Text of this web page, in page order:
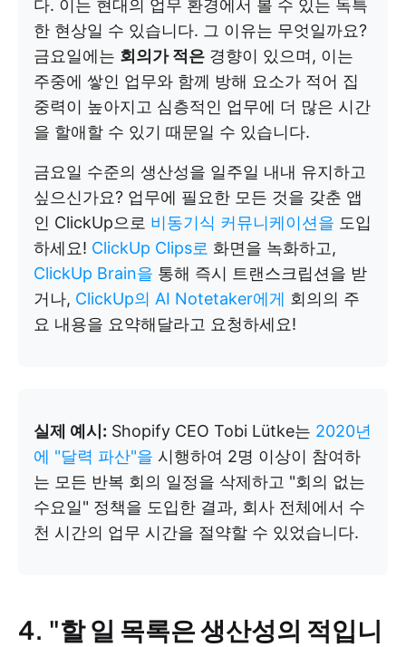
다. 이는 현대의 업무 환경에서 볼 수 있는 독특
한 현상일 수 있습니다. 그 이유는 무엇일까요?
금요일에는 회의가 적은 경향이 있으며, 이는
주중에 쌓인 업무와 함께 방해 요소가 적어 집
중력이 높아지고 심층적인 업무에 더 많은 시간
을 할애할 수 있기 때문일 수 있습니다.
금요일 수준의 생산성을 일주일 내내 유지하고
싶으신가요? 업무에 필요한 모든 것을 갖춘 앱
인 ClickUp으로 비동기식 커뮤니케이션을 도입
하세요! ClickUp Clips로 화면을 녹화하고,
ClickUp Brain을 통해 즉시 트랜스크립션을 받
거나, ClickUp의 AI Notetaker에게 회의의 주
요 내용을 요약해달라고 요청하세요!
실제 예시: Shopify CEO Tobi Lütke는 2020년
에 "달력 파산"을 시행하여 2명 이상이 참여하
는 모든 반복 회의 일정을 삭제하고 "회의 없는
수요일" 정책을 도입한 결과, 회사 전체에서 수
천 시간의 업무 시간을 절약할 수 있었습니다.
4. "할 일 목록은 생산성의 적입니